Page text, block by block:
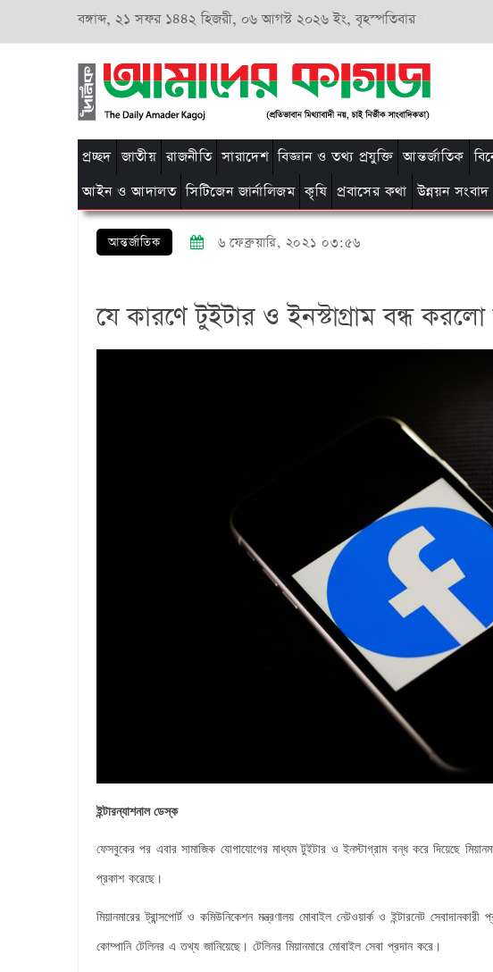
বঙ্গাব্দ, ২১ সফর ১৪৪২ হিজরী, ০৬ আগস্ট ২০২৬ ইং, বৃহস্পতিবার
প্রচ্ছদ জাতীয় রাজনীতি সারাদেশ বিজ্ঞান ও তথ্য প্রযুক্তি আন্তর্জাতিক
আইন ও আদালত সিটিজেন জার্নালিজম কৃষি প্রবাসের কথা উন্নয়ন সংবাদ
আন্তর্জাতিক ৬ ফেব্রুয়ারি, ২০২১ ০৩:৫৬
যে কারণে টুইটার ও ইনস্টাগ্রাম বন্ধ করলো
ইন্টারন্যাশনাল ডেস্ক
ফেসবুকের পর এবার সামাজিক যোগাযোগের মাধ্যম টুইটার ও ইনস্টাগ্রাম বন্ধ করে দিয়েছে
প্রকাশ করেছে ।
মিয়ানমারের ট্রান্সপোর্ট ও কমিউনিকেশন মন্ত্রণালয় মোবাইল নেটওয়ার্ক ও ইন্টারনেট সেবাদানকারী
কোম্পানি টেলিনর এ তথ্য জানিয়েছে । টেলিনর মিয়ানমারে মোবাইল সেবা প্রদান করে ।